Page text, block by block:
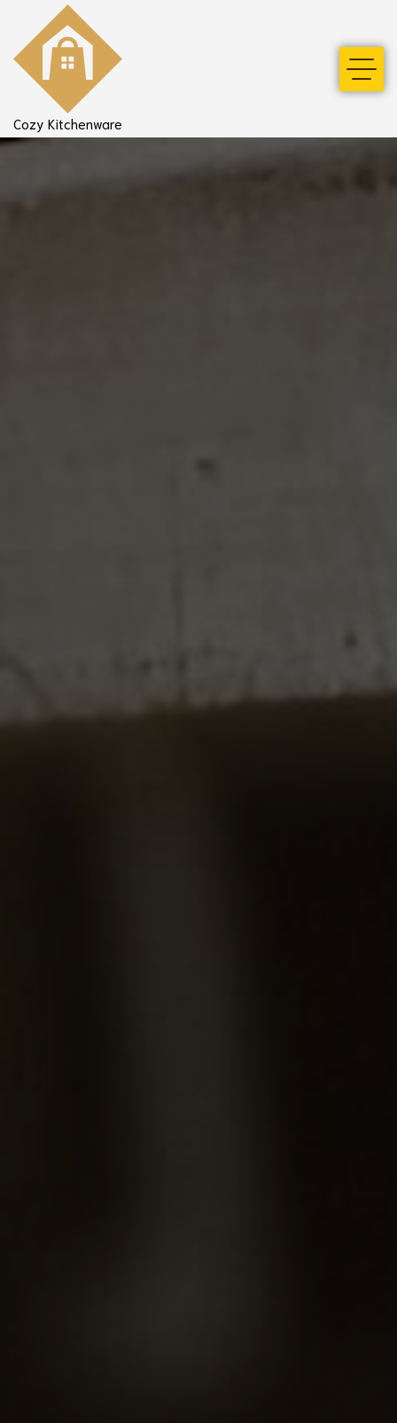
Cozy Kitchenware